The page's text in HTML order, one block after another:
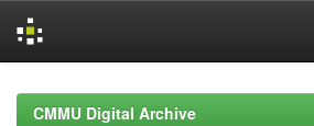
navigationCMMU Digital Archive